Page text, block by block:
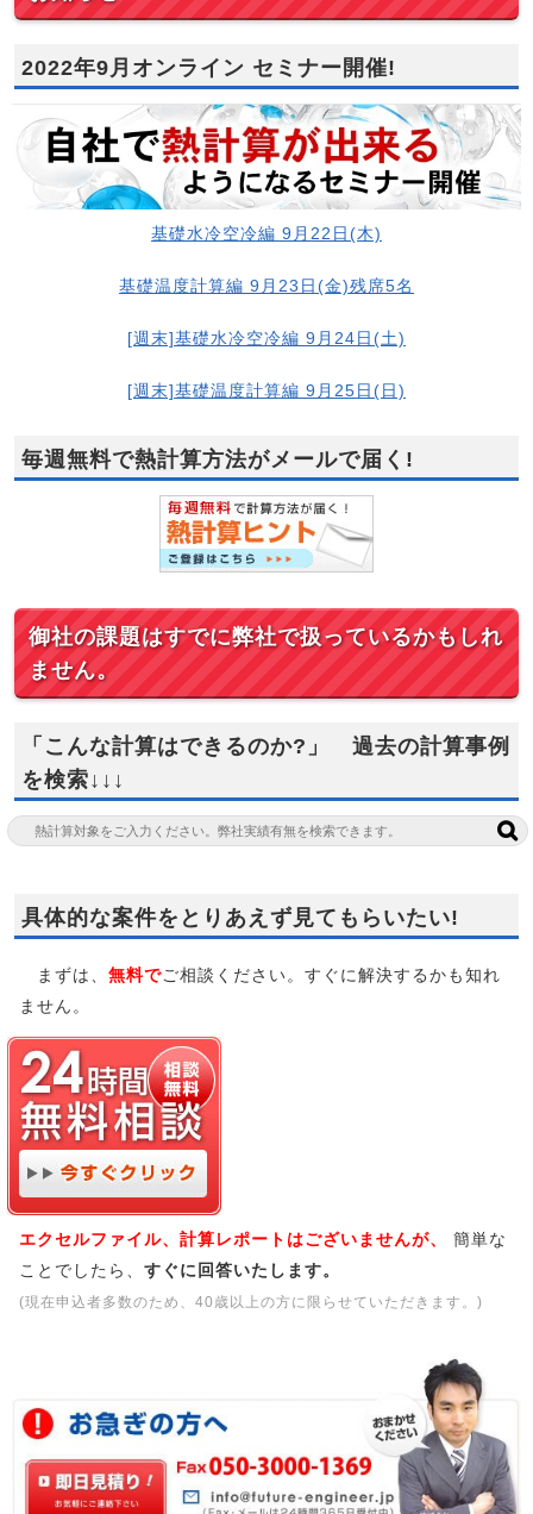
2022年9月オンライン セミナー開催!
基礎水冷空冷編 9月22日(木)
基礎温度計算編 9月23日(金)残席5名
[週末]基礎水冷空冷編 9月24日(土)
[週末]基礎温度計算編 9月25日(日)
毎週無料で熱計算方法がメールで届く!
御社の課題はすでに弊社で扱っているかもしれ
ません。
「こんな計算はできるのか?」 過去の計算事例
を検索↓↓↓
具体的な案件をとりあえず見てもらいたい!
まずは、 無料でご相談ください。すぐに解決するかも知れ
ません。
エクセルファイル、計算レポートはございませんが、
簡単な
ことでしたら、 すぐに回答いたします。
(現在申込者多数のため、40歳以上の方に限らせていただきます。)